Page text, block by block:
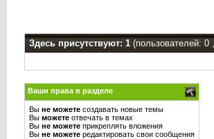
Здесь присутствуют: 1 (пользователей: 0
Ваши права в разделе
Вы не можетесоздавать новые темы
Вы можетеотвечать в темах
Вы не можетеприкреплять вложения
Вы не можетередактировать свои сообщения